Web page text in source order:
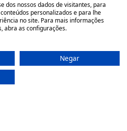
dos nossos dados de visitantes, para
personalizados e para lhe
no site. Para mais informações
abra as configurações.
Negar